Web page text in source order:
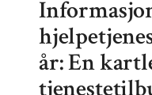
år: En